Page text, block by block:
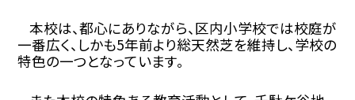
本校は、都心にありながら、区内小学校では校庭が
一番広く、しかも5年前より総天然芝を維持し、学校の
特色の一つとなっています。